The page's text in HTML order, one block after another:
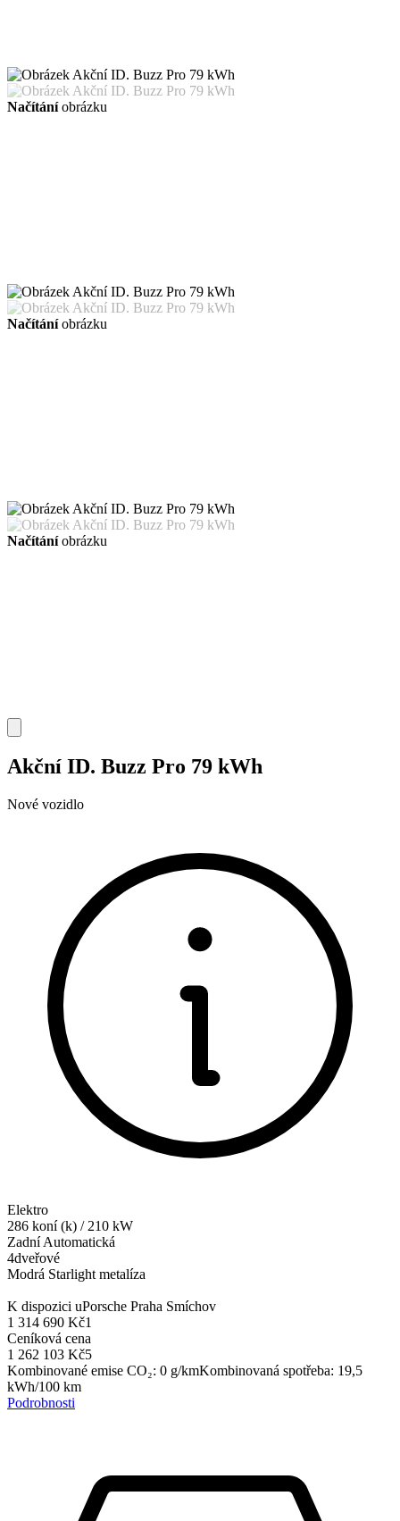
Načítáníobrázku
Načítáníobrázku
Načítáníobrázku
Akční ID. Buzz Pro 79 kWh
Nové vozidlo
Elektro
286 koní (k) / 210 kW
Zadní Automatická
4dveřové
Modrá Starlight metalíza
K dispozici uPorsche Praha Smíchov
1 314 690 Kč1
Ceníková cena
1 262 103 Kč5
Kombinované emise CO₂: 0 g/kmKombinovaná spotřeba: 19,5
kWh/100 km
Podrobnosti